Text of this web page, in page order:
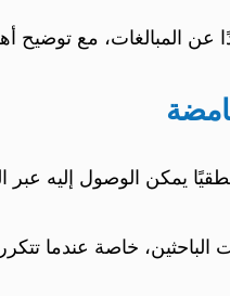
عن المبالغات، مع توضيح
يمكن الوصول إليه عبر
الباحثين، خاصة عندما